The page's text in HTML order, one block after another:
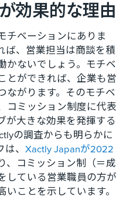
効果的な理由
チベーションにありま
ば、営業担当は商談を積
かないでしょう。モチベ
とができれば、企業も営
ながります。そのモチベ
コミッション制度に代表
が大きな効果を発揮する
の調査からも明らかに
、 Xactly Japanが2022
、コミッション制（＝成
している営業職員の方が
ことを示しています。